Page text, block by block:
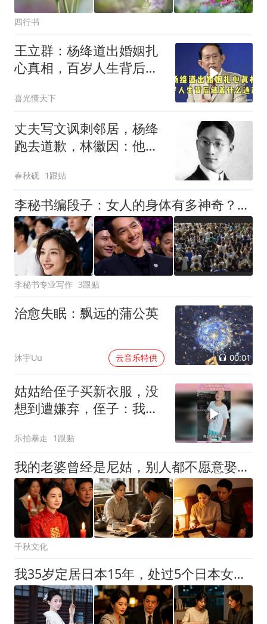
四行书
王立群：杨绛道出婚姻扎
心真相，百岁人生背后藏
喜光懂天下
丈夫写文讽刺邻居，杨绛
跑去道歉，林徽因：他写
春秋砚 1跟贴
李秘书编段子：女人的身体有多神奇？你能说一下单身有多好吗？
李秘书专业写作 3跟贴
治愈失眠：飘远的蒲公英
沐宇Uu 云音乐特供 00:01
姑姑给侄子买新衣服，没
想到遭嫌弃，侄子：我都
乐拍暴走 1跟贴
我的老婆曾经是尼姑，别人都不愿意娶，新婚夜我才知道自己赚大了
千秋文化
我35岁定居日本15年，处过5个日本女人，温柔是假的，关门就冷脸